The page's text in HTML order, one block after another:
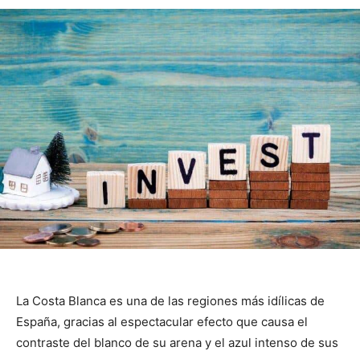
La Costa Blanca es una de las regiones más idílicas de
España, gracias al espectacular efecto que causa el
contraste del blanco de su arena y el azul intenso de sus